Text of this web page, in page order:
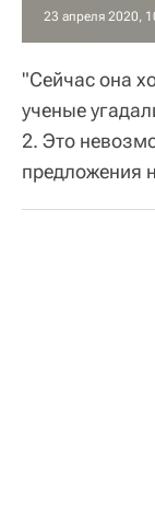
23 апреля 2020,
"Сейчас она
ученые
2. Это
предложения